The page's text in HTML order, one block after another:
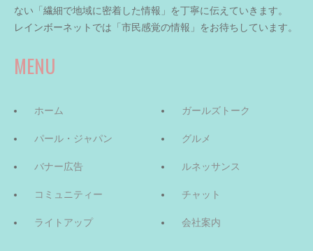
ない「繊細で地域に密着した情報」を丁寧に伝えていきます。
レインボーネットでは「市民感覚の情報」をお待ちしています。
MENU
ホーム
パール・ジャパン
バナー広告
コミュニティー
ライトアップ
ガールズトーク
グルメ
ルネッサンス
チャット
会社案内